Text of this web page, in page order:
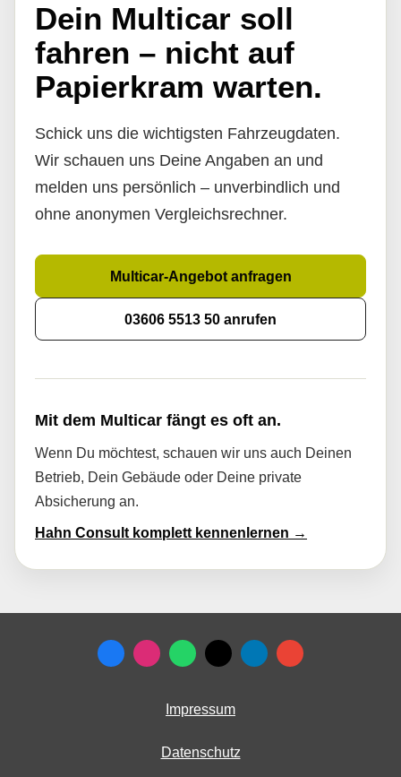
Dein Multicar soll
fahren – nicht auf
Papierkram warten.
Schick uns die wichtigsten Fahrzeugdaten.
Wir schauen uns Deine Angaben an und
melden uns persönlich – unverbindlich und
ohne anonymen Vergleichsrechner.
Multicar-Angebot anfragen
03606 5513 50 anrufen
Mit dem Multicar fängt es oft an.
Wenn Du möchtest, schauen wir uns auch Deinen
Betrieb, Dein Gebäude oder Deine private
Absicherung an.
Hahn Consult komplett kennenlernen →
Impressum
Datenschutz